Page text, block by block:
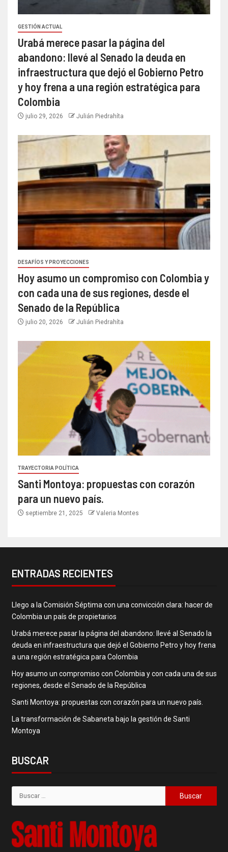
GESTIÓN ACTUAL
Urabá merece pasar la página del
abandono: llevé al Senado la deuda en
infraestructura que dejó el Gobierno Petro
y hoy frena a una región estratégica para
Colombia
julio 29, 2026 Julián Piedrahíta
DESAFÍOS Y PROYECCIONES
Hoy asumo un compromiso con Colombia y
con cada una de sus regiones, desde el
Senado de la República
julio 20, 2026 Julián Piedrahíta
TRAYECTORIA POLÍTICA
Santi Montoya: propuestas con corazón
para un nuevo país.
septiembre 21, 2025 Valeria Montes
ENTRADAS RECIENTES
Llego a la Comisión Séptima con una convicción clara: hacer de
Colombia un país de propietarios
Urabá merece pasar la página del abandono: llevé al Senado la
deuda en infraestructura que dejó el Gobierno Petro y hoy frena
a una región estratégica para Colombia
Hoy asumo un compromiso con Colombia y con cada una de sus
regiones, desde el Senado de la República
Santi Montoya: propuestas con corazón para un nuevo país.
La transformación de Sabaneta bajo la gestión de Santi
Montoya
BUSCAR